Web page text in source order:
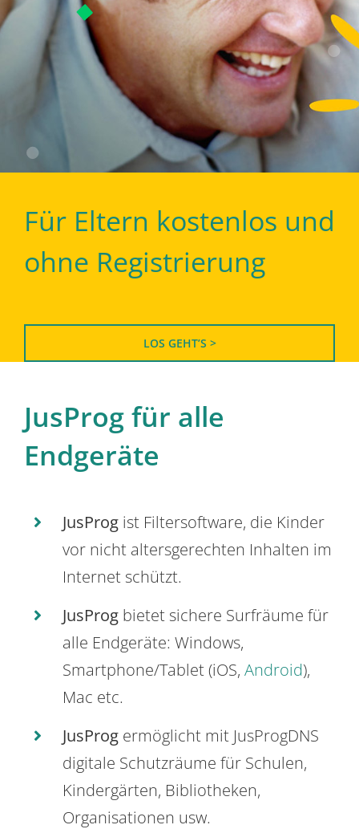
Für Eltern kostenlos und
ohne Registrierung
LOS GEHT’S >
JusProg für alle
Endgeräte
JusProg ist Filtersoftware, die Kinder
vor nicht altersgerechten Inhalten im
Internet schützt.
JusProg bietet sichere Surfräume für
alle Endgeräte: Windows,
Smartphone/Tablet (iOS, Android),
Mac etc.
JusProg ermöglicht mit JusProgDNS
digitale Schutzräume für Schulen,
Kindergärten, Bibliotheken,
Organisationen usw.